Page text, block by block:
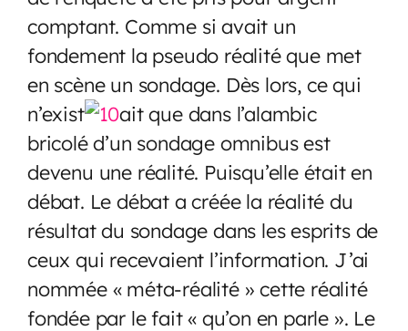
comptant. Comme si avait un
fondement la pseudo réalité que met
en scène un sondage. Dès lors, ce qui
n’exist
ait que dans l’alambic
bricolé d’un sondage omnibus est
devenu une réalité. Puisqu’elle était en
débat. Le débat a créée la réalité du
résultat du sondage dans les esprits de
ceux qui recevaient l’information. J’ai
nommée « méta-réalité » cette réalité
fondée par le fait « qu’on en parle ». Le